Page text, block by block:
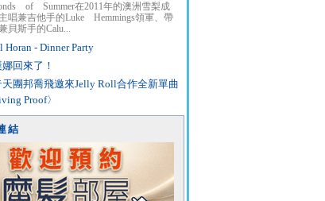
of Summer在2011年的澳洲雪梨成
唱兼吉他手的Luke Hemmings領軍、帶
貝斯手的Calu...
Horan - Dinner Party
回來了！
天團邦喬飛邀來Jelly Roll合作全新單曲
Proof〉
結